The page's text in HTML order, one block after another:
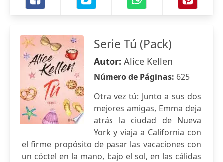
Serie Tú (Pack)
Autor: Alice Kellen
Número de Páginas: 625
Otra vez tú: Junto a sus dos
mejores amigas, Emma deja
atrás la ciudad de Nueva
York y viaja a California con
el firme propósito de pasar las vacaciones con
un cóctel en la mano, bajo el sol, en las cálidas